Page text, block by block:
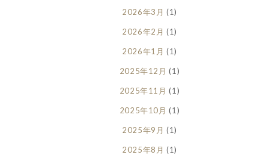
2026年3月 (1)
2026年2月 (1)
2026年1月 (1)
2025年12月 (1)
2025年11月 (1)
2025年10月 (1)
2025年9月 (1)
2025年8月 (1)